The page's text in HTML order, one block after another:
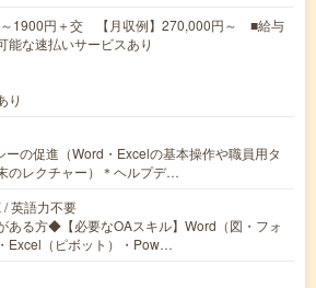
1900円＋交 【月収例】270,000円～ ■給与
能な速払いサービスあり
り
ーの促進（Word・Excelの基本操作や職員用タ
のレクチャー）＊ヘルプデ…
/ 英語力不要
ある方◆【必要なOAスキル】Word（図・フォ
Excel（ピボット）・Pow…